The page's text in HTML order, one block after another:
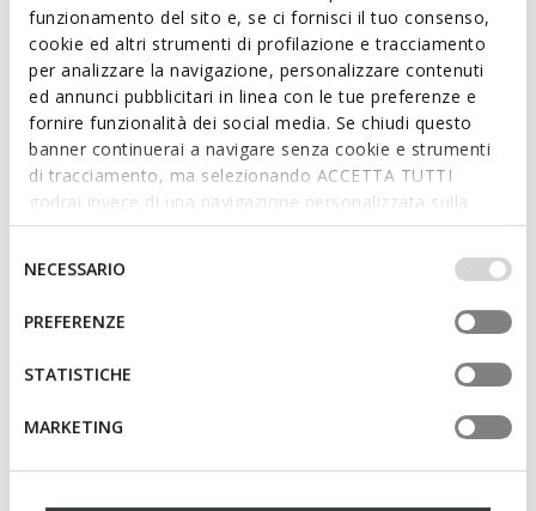
funzionamento del sito e, se ci fornisci il tuo consenso,
cookie ed altri strumenti di profilazione e tracciamento
per analizzare la navigazione, personalizzare contenuti
ed annunci pubblicitari in linea con le tue preferenze e
fornire funzionalità dei social media. Se chiudi questo
banner continuerai a navigare senza cookie e strumenti
di tracciamento, ma selezionando ACCETTA TUTTI
godrai invece di una navigazione personalizzata sulla
base dei tuoi gusti ed interessi. Selezionando
IMPOSTAZIONI potrai anche scegliere quali cookies ed
altri strumenti di tracciamento autorizzare. Per maggiori
informazioni o per modificare in qualsiasi momento le
tue impostazioni, visita la nostra
consenso
NECESSARIO
PREFERENZE
STATISTICHE
MARKETING
€101,50
Prezzo precedente -1%
€129,93
Prezzo precedente
Mocassini in pelle eleganti
€199,90 Prezzo di listino